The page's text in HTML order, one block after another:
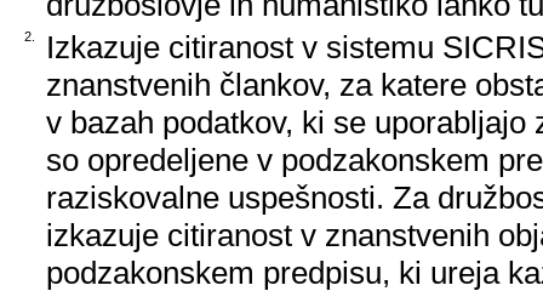
2.
Izkazuje citiranost v sistemu
znanstvenih člankov, za katere
v bazah podatkov, ki se
so opredeljene v podzakonskem
raziskovalne uspešnosti. Za
izkazuje citiranost v znanstvenih
podzakonskem predpisu, ki ureja